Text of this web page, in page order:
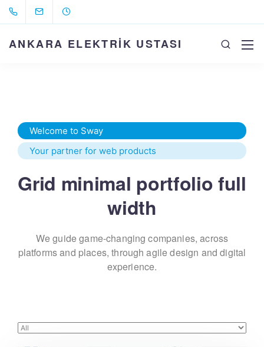
ANKARA ELEKTRİK USTASI
Welcome to Sway
Your partner for web products
Grid minimal portfolio full
width
We guide game-changing companies, across
platforms and places, through agile design and digital
experience.